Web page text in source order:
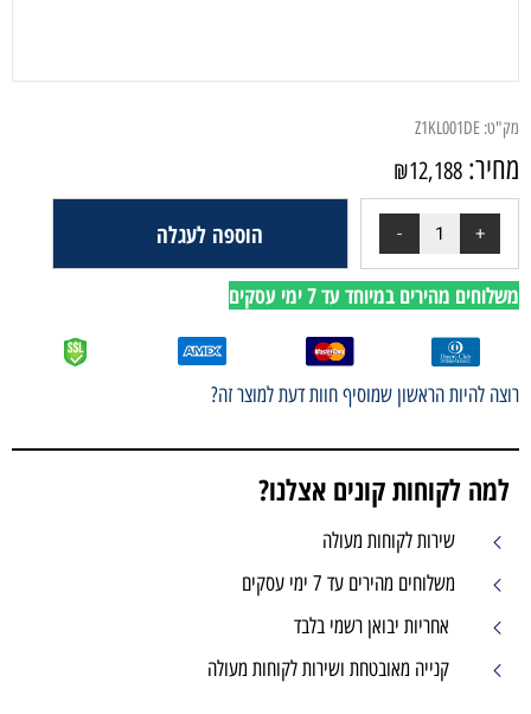
מק"ט: Z1KL001DE
מחיר: ₪12,188
הוספה לעגלה
משלוחים מהירים במיוחד עד 7 ימי עסקים
רוצה להיות הראשון שמוסיף חוות דעת למוצר זה?
למה לקוחות קונים אצלנו?
שירות לקוחות מעולה
משלוחים מהירים עד 7 ימי עסקים
אחריות יבואן רשמי בלבד
קנייה מאובטחת ושירות לקוחות מעולה